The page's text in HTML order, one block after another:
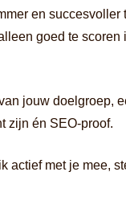
en
goed te scoren
jouw doelgroep,
zijn én SEO-proof.
met je mee,